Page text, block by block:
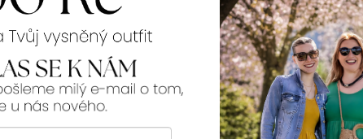
Můžete se ale podívat na ostatní kategorie.